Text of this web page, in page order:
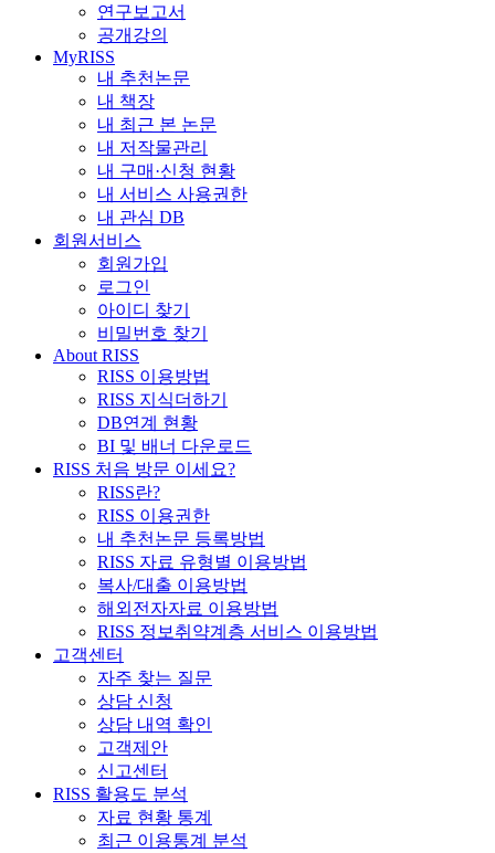
연구보고서
공개강의
MyRISS
내 추천논문
내 책장
내 최근 본 논문
내 저작물관리
내 구매·신청 현황
내 서비스 사용권한
내 관심 DB
회원서비스
회원가입
로그인
아이디 찾기
비밀번호 찾기
About RISS
RISS 이용방법
RISS 지식더하기
DB연계 현황
BI 및 배너 다운로드
RISS 처음 방문 이세요?
RISS란?
RISS 이용권한
내 추천논문 등록방법
RISS 자료 유형별 이용방법
복사/대출 이용방법
해외전자자료 이용방법
RISS 정보취약계층 서비스 이용방법
고객센터
자주 찾는 질문
상담 신청
상담 내역 확인
고객제안
신고센터
RISS 활용도 분석
자료 현황 통계
최근 이용통계 분석